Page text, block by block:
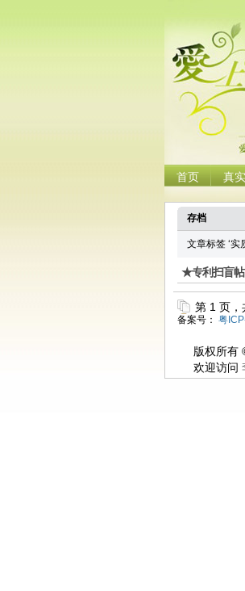
首页 真
存档
文章标签 ‘实
★专利扫盲帖
第 1 页，
备案号： 粤
版权所有
欢迎访问